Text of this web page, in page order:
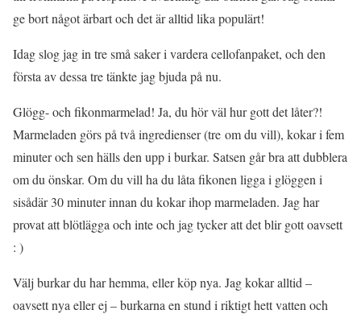
ge bort något ärbart och det är alltid lika populärt!
Idag slog jag in tre små saker i vardera cellofanpaket, och den
första av dessa tre tänkte jag bjuda på nu.
Glögg- och fikonmarmelad! Ja, du hör väl hur gott det låter?!
Marmeladen görs på två ingredienser (tre om du vill), kokar i fem
minuter och sen hälls den upp i burkar. Satsen går bra att dubblera
om du önskar. Om du vill ha du låta fikonen ligga i glöggen i
sisådär 30 minuter innan du kokar ihop marmeladen. Jag har
provat att blötlägga och inte och jag tycker att det blir gott oavsett
: )
Välj burkar du har hemma, eller köp nya. Jag kokar alltid –
oavsett nya eller ej – burkarna en stund i riktigt hett vatten och